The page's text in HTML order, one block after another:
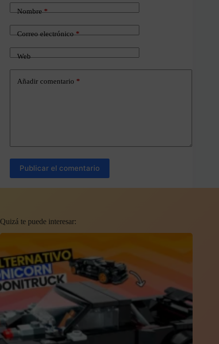
Nombre*
Correo electrónico*
Web
Añadir comentario *
Publicar el comentario
Quizá te puede interesar: